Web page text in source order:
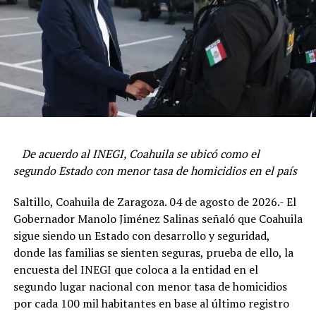
El gobernador subrayó que la estrategia de su
administración en materia de juventud se basa en
inclusión, formación de liderazgos y desarrollo de
talento, generando oportunidades para que las y los
jóvenes participen de manera proactiva en el desarrollo
social, económico y cultural del estado.
ADVERTISEMENT
Manolo Jiménez exhortó a los funcionarios a mantener
distintivo de su gobierno y que ha ayudado a mantener
excelentes indicadores en todos los sectores de la
Destacó que a dos años y medio del inicio de su gestión,
se siguen robusteciendo las distintas dependencias e
instancias estatales con trabajo en equipo y transversal
que beneficia a las y los coahuilenses.
El Mandatario estatal señaló que quienes asumen sus
De acuerdo al INEGI, Coahuila se ubicó como el
segundo Estado con menor tasa de homicidios en el país
Saltillo, Coahuila de Zaragoza. 04 de agosto de 2026.- El
Gobernador Manolo Jiménez Salinas señaló que Coahuila
sigue siendo un Estado con desarrollo y seguridad,
donde las familias se sienten seguras, prueba de ello, la
encuesta del INEGI que coloca a la entidad en el
segundo lugar nacional con menor tasa de homicidios
por cada 100 mil habitantes en base al último registro